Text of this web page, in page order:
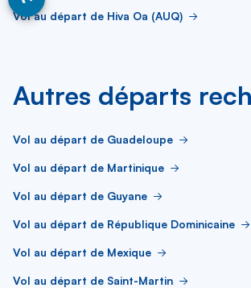
Vol au départ de Hiva Oa (AUQ)
Autres départs
Vol au départ de Guadeloupe
Vol au départ de Martinique
Vol au départ de Guyane
Vol au départ de République Dominicaine
Vol au départ de Mexique
Vol au départ de Saint-Martin